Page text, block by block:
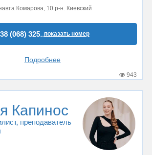
Комарова, 10 р-н. Киевский
(068) 325..показать номер
Подробнее
943
Капинос
, преподаватель